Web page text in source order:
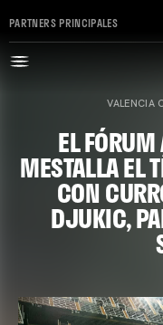
PARTNERS PRINCIPALES
VALENCIA
EL
MESTALLA EL
CON
DJUKIC,